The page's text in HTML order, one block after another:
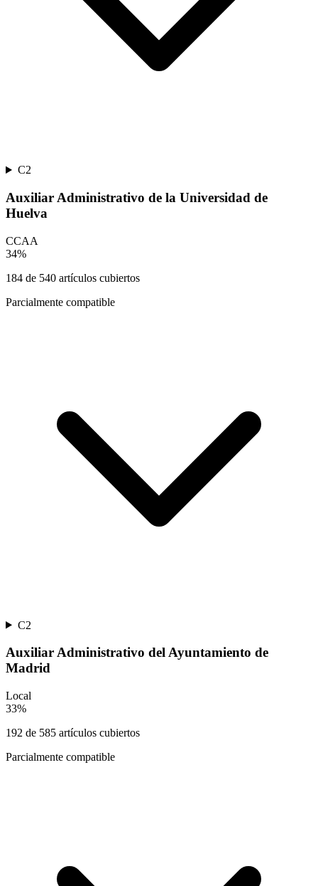
C2
Auxiliar Administrativo de la Universidad de
Huelva
CCAA
34%
184 de 540 artículos cubiertos
Parcialmente compatible
C2
Auxiliar Administrativo del Ayuntamiento de
Madrid
Local
33%
192 de 585 artículos cubiertos
Parcialmente compatible